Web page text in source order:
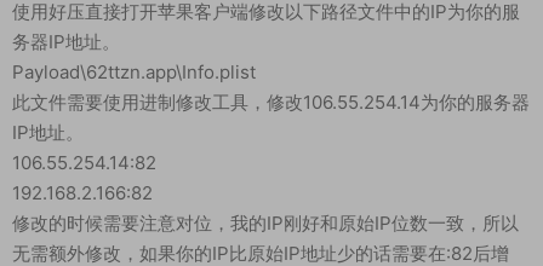
使用好压直接打开苹果客户端修改以下路径文件中的IP为你的服
务器IP地址。
Payload\62ttzn.app\Info.plist
此文件需要使用进制修改工具，修改106.55.254.14为你的服务器
IP地址。
106.55.254.14:82
192.168.2.166:82
修改的时候需要注意对位，我的IP刚好和原始IP位数一致，所以
无需额外修改，如果你的IP比原始IP地址少的话需要在:82后增